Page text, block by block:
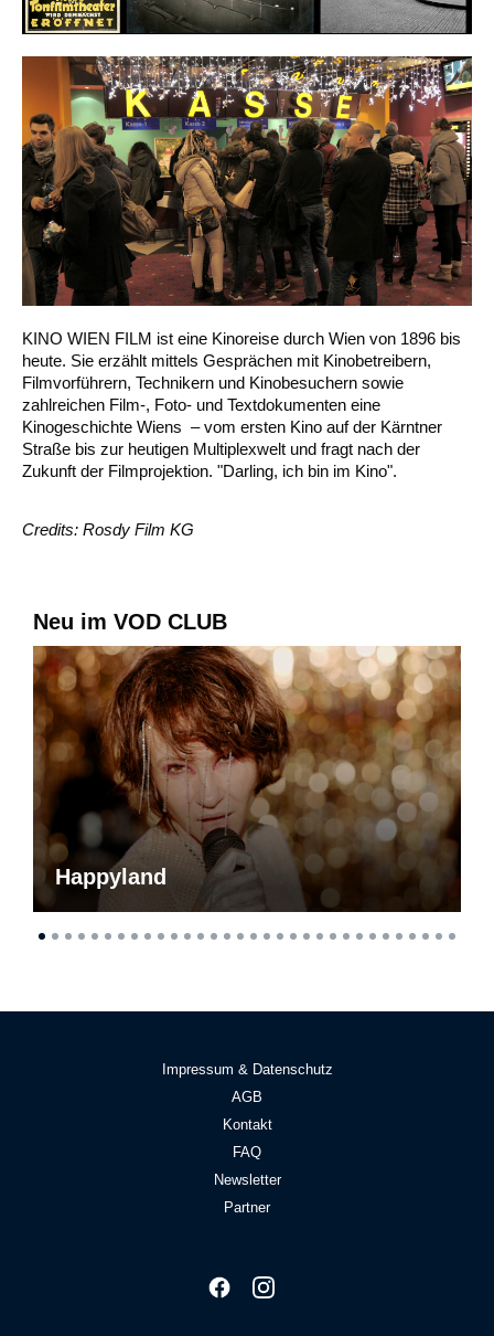
KINO WIEN FILM ist eine Kinoreise durch Wien von 1896 bis
heute. Sie erzählt mittels Gesprächen mit Kinobetreibern,
Filmvorführern, Technikern und Kinobesuchern sowie
zahlreichen Film-, Foto- und Textdokumenten eine
Kinogeschichte Wiens – vom ersten Kino auf der Kärntner
Straße bis zur heutigen Multiplexwelt und fragt nach der
Zukunft der Filmprojektion. "Darling, ich bin im Kino".
Credits: Rosdy Film KG
Neu im VOD CLUB
Happyland
Impressum & Datenschutz
AGB
Kontakt
FAQ
Newsletter
Partner